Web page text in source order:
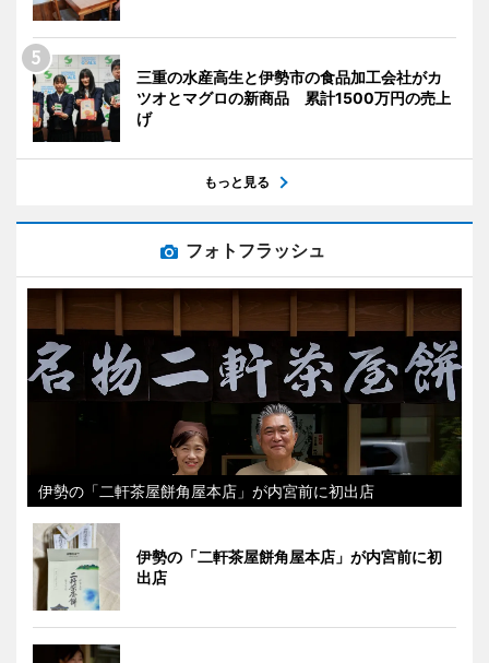
三重の水産高生と伊勢市の食品加工会社がカ
ツオとマグロの新商品 累計1500万円の売上
げ
もっと見る
フォトフラッシュ
伊勢の「二軒茶屋餅角屋本店」が内宮前に初出店
伊勢の「二軒茶屋餅角屋本店」が内宮前に初
出店